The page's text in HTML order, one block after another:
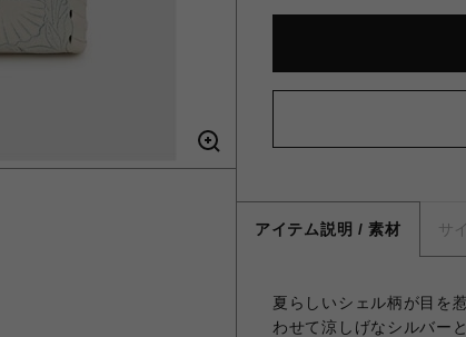
アイテム説明 / 素材 サ
夏らしいシェル柄が目を
わせて涼しげなシルバー